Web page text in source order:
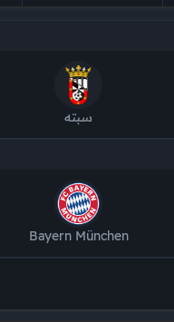
سبته
Bayern München